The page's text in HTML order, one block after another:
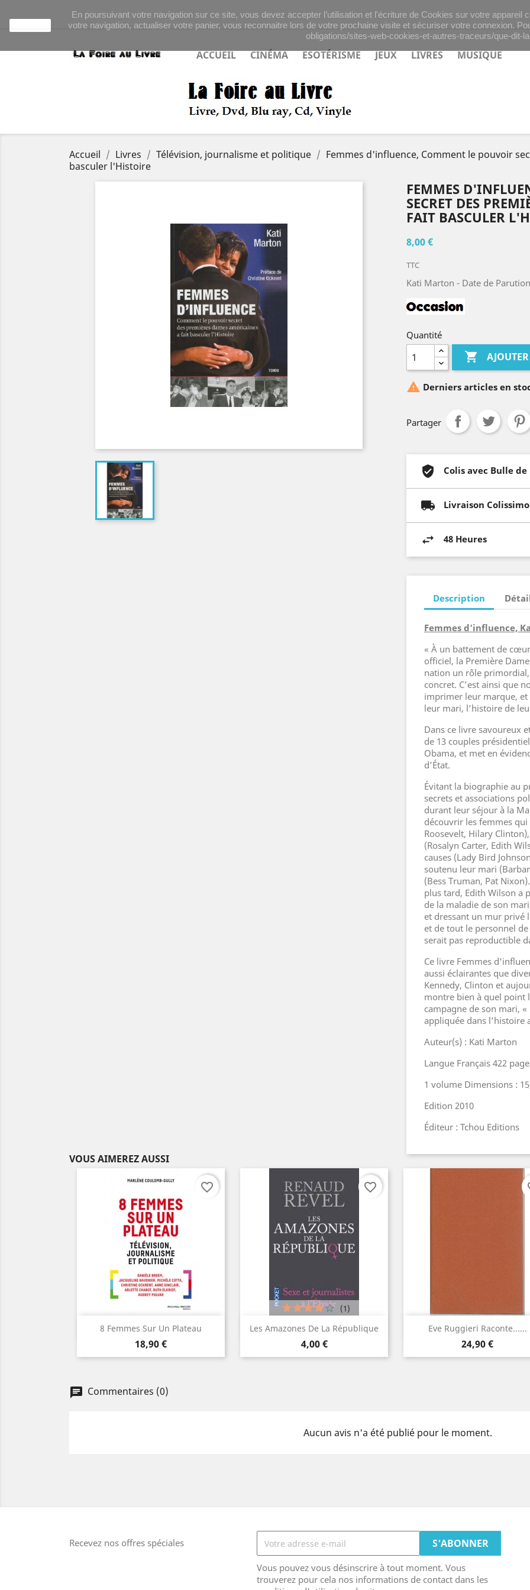
En poursuivant votre navigation sur ce site, vous devez accepter l’utilisation et l'écriture de Cookies sur votre
votre navigation, actualiser votre panier, vous reconnaitre lors de votre prochaine visite et sécuriser votre connexion.
obligations/sites-web-cookies-et-autres-traceurs/que-dit-
ACCUEIL CINÉMA ESOTÉRISME JEUX LIVRES MUSIQUE
Accueil Livres Télévision, journalisme et politique
Femmes d'influence, Comment le pouvoir
basculer l'Histoire
FEMMES
SECRET DES
FAIT BASCULER
8,00 €
TTC
Kati Marton - Date de
Quantité

 Derniers articles en
Partager
Colis avec Bulle
Livraison Colissimo
48 Heures
Description
Femmes d'influence,
« À un battement de
officiel, la Première
nation un rôle
concret. C’est ainsi que
imprimer leur marque,
leur mari, l’histoire de
Dans ce livre savoureux
de 13 couples
Obama, et met en
d’État.
Évitant la biographie au
secrets et associations
durant leur séjour à la
découvrir les femmes
Roosevelt, Hilary
(Rosalyn Carter, Edith
causes (Lady Bird
soutenu leur mari
(Bess Truman, Pat
plus tard, Edith Wilson a
de la maladie de son
et dressant un mur privé
et de tout le personnel
serait pas reproductible
Ce livre Femmes
aussi éclairantes que
Kennedy, Clinton et
montre bien à quel point
campagne de son mari,
appliquée dans l’histoire
Auteur(s) : Kati Marton
Langue Français 422
1 volume Dimensions :
Edition 2010
Éditeur : Tchou Editions
VOUS AIMEREZ AUSSI
8 Femmes Sur Un Plateau
Prix
18,90 €
Aperçu rapide
favorite_border
Les Amazones De La République
Prix
4,00 €
(1)
Aperçu rapide
favorite_border
Eve Ruggieri Raconte......
Prix
24,90 €
Aperçu rapide
Commentaires (0)
Aucun avis n'a été publié pour le moment.
Recevez nos offres spéciales
Vous pouvez vous désinscrire à tout moment. Vous
trouverez pour cela nos informations de contact dans les